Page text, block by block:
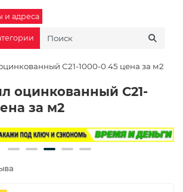
и адреса
С21-1000-0.45 цена за м2
оцинкованный С21-
за м2